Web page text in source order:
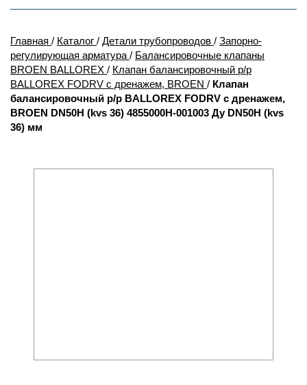
Главная / Каталог / Детали трубопроводов / Запорно-
регулирующая арматура / Балансировочные клапаны
BROEN BALLOREX / Клапан балансировочный р/р
BALLOREX FODRV с дренажем, BROEN / Клапан
балансировочный р/р BALLOREX FODRV с дренажем,
BROEN DN50H (kvs 36) 4855000H-001003 Ду DN50H (kvs
36) мм